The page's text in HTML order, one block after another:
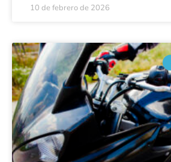
10 de febrero de 2026